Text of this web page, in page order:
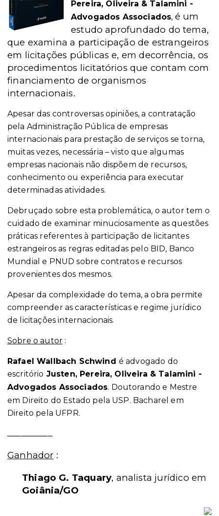
Pereira, Oliveira & Talamini -
Advogados Associados, é um
estudo aprofundado do tema,
que examina a participação de estrangeiros
em licitações públicas e, em decorrência, os
procedimentos licitatórios que contam com
financiamento de organismos
internacionais.
Apesar das controversas opiniões, a contratação
pela Administração Pública de empresas
internacionais para prestação de serviços se torna,
muitas vezes, necessária – visto que algumas
empresas nacionais não dispõem de recursos,
conhecimento ou experiência para executar
determinadas atividades.
Debruçado sobre esta problemática, o autor tem o
cuidado de examinar minuciosamente as questões
práticas referentes à participação de licitantes
estrangeiros as regras editadas pelo BID, Banco
Mundial e PNUD sobre contratos e recursos
provenientes dos mesmos.
Apesar da complexidade do tema, a obra permite
compreender as características e regime jurídico
de licitações internacionais.
Sobre o autor :
Rafael Wallbach Schwind é advogado do
escritório Justen, Pereira, Oliveira & Talamini -
Advogados Associados. Doutorando e Mestre
em Direito do Estado pela USP. Bacharel em
Direito pela UFPR.
Ganhador :
Thiago G. Taquary, analista jurídico em
Goiânia/GO